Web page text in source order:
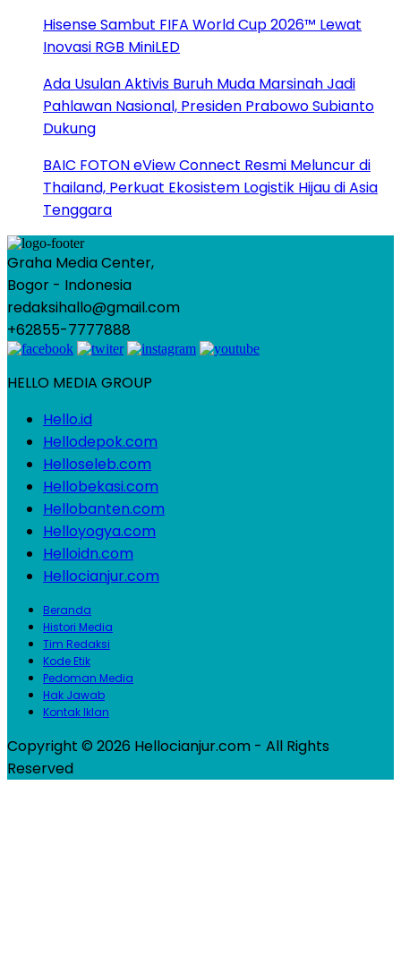
Hisense Sambut FIFA World Cup 2026™ Lewat
Inovasi RGB MiniLED
Ada Usulan Aktivis Buruh Muda Marsinah Jadi
Pahlawan Nasional, Presiden Prabowo Subianto
Dukung
BAIC FOTON eView Connect Resmi Meluncur di
Thailand, Perkuat Ekosistem Logistik Hijau di Asia
Tenggara
Graha Media Center,
Bogor - Indonesia
redaksihallo@gmail.com
+62855-7777888
HELLO MEDIA GROUP
Hello.id
Hellodepok.com
Helloseleb.com
Hellobekasi.com
Hellobanten.com
Helloyogya.com
Helloidn.com
Hellocianjur.com
Beranda
Histori Media
Tim Redaksi
Kode Etik
Pedoman Media
Hak Jawab
Kontak Iklan
Copyright © 2026 Hellocianjur.com - All Rights
Reserved